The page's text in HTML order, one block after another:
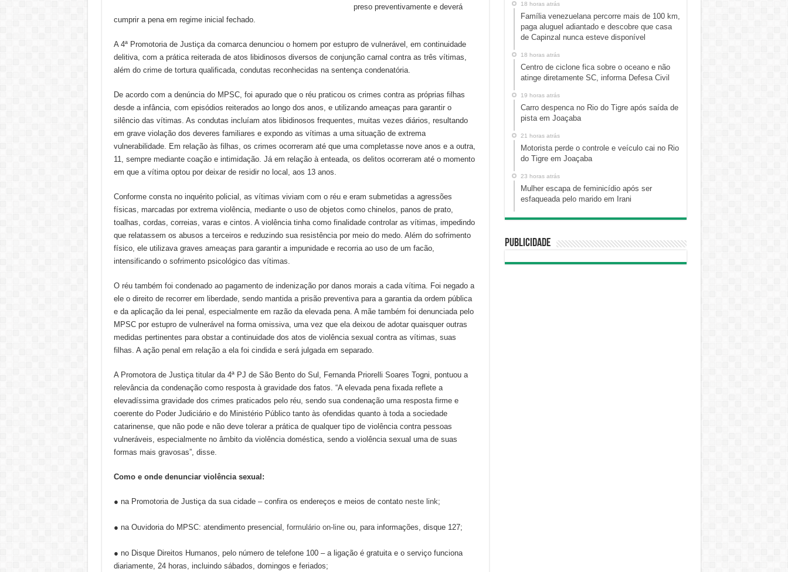
preso preventivamente e deverá
cumprir a pena em regime inicial fechado.
A 4ª Promotoria de Justiça da comarca denunciou o homem por estupro de vulnerável, em continuidade
delitiva, com a prática reiterada de atos libidinosos diversos de conjunção carnal contra as três vítimas,
além do crime de tortura qualificada, condutas reconhecidas na sentença condenatória.
De acordo com a denúncia do MPSC, foi apurado que o réu praticou os crimes contra as próprias filhas
desde a infância, com episódios reiterados ao longo dos anos, e utilizando ameaças para garantir o
silêncio das vítimas. As condutas incluíam atos libidinosos frequentes, muitas vezes diários, resultando
em grave violação dos deveres familiares e expondo as vítimas a uma situação de extrema
vulnerabilidade. Em relação às filhas, os crimes ocorreram até que uma completasse nove anos e a outra,
11, sempre mediante coação e intimidação. Já em relação à enteada, os delitos ocorreram até o momento
em que a vítima optou por deixar de residir no local, aos 13 anos.
Conforme consta no inquérito policial, as vítimas viviam com o réu e eram submetidas a agressões
físicas, marcadas por extrema violência, mediante o uso de objetos como chinelos, panos de prato,
toalhas, cordas, correias, varas e cintos. A violência tinha como finalidade controlar as vítimas, impedindo
que relatassem os abusos a terceiros e reduzindo sua resistência por meio do medo. Além do sofrimento
físico, ele utilizava graves ameaças para garantir a impunidade e recorria ao uso de um facão,
intensificando o sofrimento psicológico das vítimas.
O réu também foi condenado ao pagamento de indenização por danos morais a cada vítima. Foi negado a
ele o direito de recorrer em liberdade, sendo mantida a prisão preventiva para a garantia da ordem pública
e da aplicação da lei penal, especialmente em razão da elevada pena. A mãe também foi denunciada pelo
MPSC por estupro de vulnerável na forma omissiva, uma vez que ela deixou de adotar quaisquer outras
medidas pertinentes para obstar a continuidade dos atos de violência sexual contra as vítimas, suas
filhas. A ação penal em relação a ela foi cindida e será julgada em separado.
A Promotora de Justiça titular da 4ª PJ de São Bento do Sul, Fernanda Priorelli Soares Togni, pontuou a
relevância da condenação como resposta à gravidade dos fatos. “A elevada pena fixada reflete a
elevadíssima gravidade dos crimes praticados pelo réu, sendo sua condenação uma resposta firme e
coerente do Poder Judiciário e do Ministério Público tanto às ofendidas quanto à toda a sociedade
catarinense, que não pode e não deve tolerar a prática de qualquer tipo de violência contra pessoas
vulneráveis, especialmente no âmbito da violência doméstica, sendo a violência sexual uma de suas
formas mais gravosas”, disse.
Como e onde denunciar violência sexual:
● na Promotoria de Justiça da sua cidade – confira os endereços e meios de contato neste link;
● na Ouvidoria do MPSC: atendimento presencial, formulário on-lineou, para informações, disque 127;
● no Disque Direitos Humanos, pelo número de telefone 100 – a ligação é gratuita e o serviço funciona
diariamente, 24 horas, incluindo sábados, domingos e feriados;
18 horas atrás
Família venezuelana percorre mais de 100 km,
paga aluguel adiantado e descobre que casa
de Capinzal nunca esteve disponível
18 horas atrás
Centro de ciclone fica sobre o oceano e não
atinge diretamente SC, informa Defesa Civil
19 horas atrás
Carro despenca no Rio do Tigre após saída de
pista em Joaçaba
21 horas atrás
Motorista perde o controle e veículo cai no Rio
do Tigre em Joaçaba
23 horas atrás
Mulher escapa de feminicídio após ser
esfaqueada pelo marido em Irani
Publicidade